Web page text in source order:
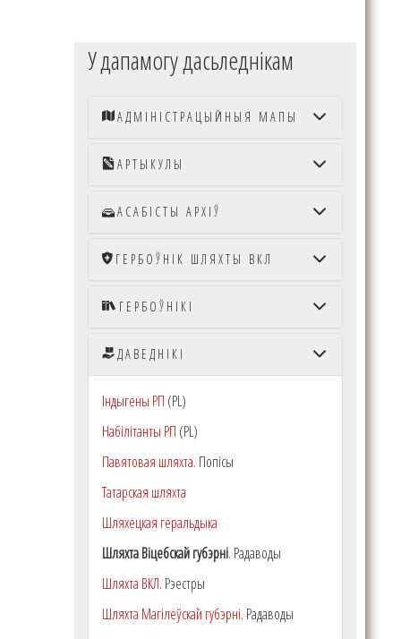
ШЛЯХТА
Радаводы.
314 с. (Выданьне
У дапамогу дасьледнікам
АДМІНІСТРАЦЫЙНЫЯ МАПЫ
АРТЫКУЛЫ
АСАБІСТЫ АРХІЎ
ГЕРБОЎНІК ШЛЯХТЫ ВКЛ
ГЕРБОЎНІКІ
ДАВЕДНІКІ
Індыгены РП (PL)
Набілітанты РП (PL)
Павятовая шляхта. Попісы
Татарская шляхта
Шляхецкая геральдыка
Шляхта Віцебскай губэрні. Радаводы
Шляхта ВКЛ. Рэестры
Шляхта Магілёўскай губэрні. Радаводы